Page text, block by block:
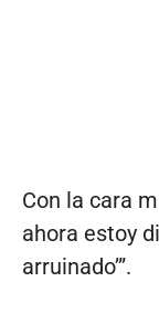
Con la cara
ahora estoy
arruinado’”.